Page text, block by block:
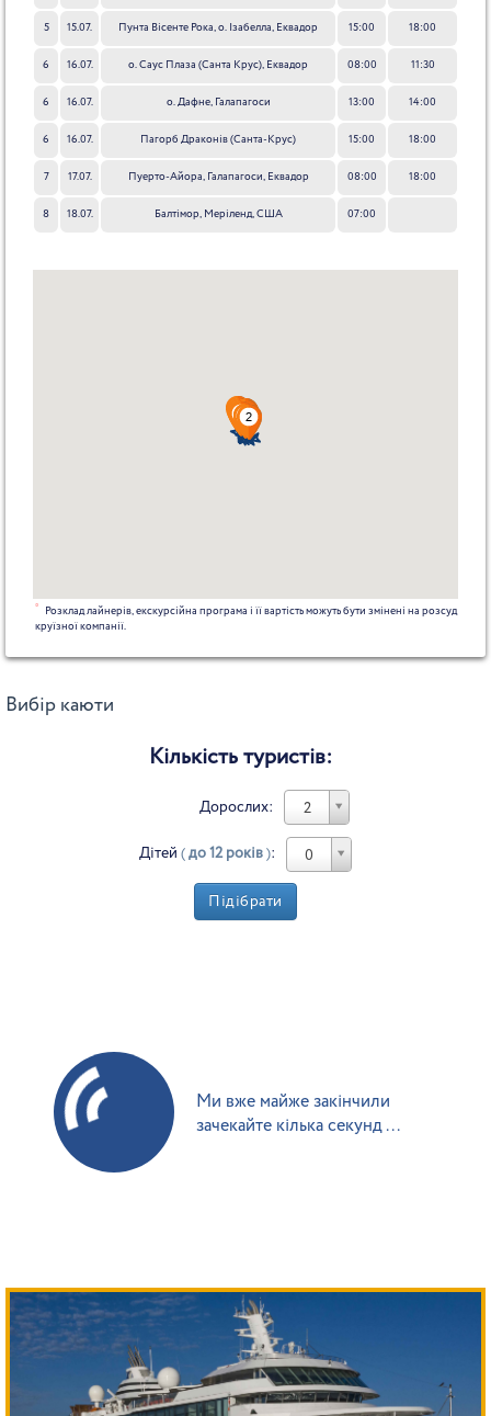
Чет
5 15.07.
Чет
Пунта Вісенте Рока, о. Ізабелла, Еквадор 15:00 18:00
6 16.07.
Пт
о. Саус Плаза (Санта Крус), Еквадор 08:00 11:30
6 16.07.
Пт
о. Дафне, Галапагоси 13:00 14:00
6 16.07.
Пт
Пагорб Драконів (Санта-Крус) 15:00 18:00
7 17.07.
Сб
Пуерто-Айора, Галапагоси, Еквадор 08:00 18:00
8 18.07. Балтімор, Меріленд, США 07:00
*
Розклад лайнерів, екскурсійна програма і її вартість можуть бути змінені на розсуд
круїзної компанії.
Вибір каюти
Кількість туристів:
Дорослих: 2
Дітей (до 12 років): 0
Підібрати
Ми вже майже закінчили
зачекайте кілька секунд ...